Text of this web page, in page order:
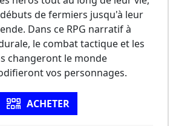
de fermiers jusqu'à leur
Dans ce RPG narratif à
le combat tactique et les
changeront le monde
vos personnages.
ACHETER